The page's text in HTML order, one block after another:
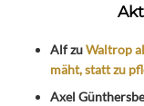
AlfzuWaltrop
mäht, statt zu
Axel